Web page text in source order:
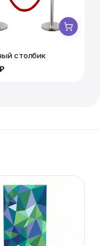
место.
столбик